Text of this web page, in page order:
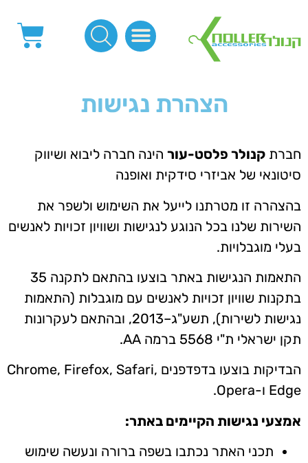
הצהרת נגישות
חברת קנולר פלסט-עור הינה חברה ליבוא ושיווק
סיטונאי של אביזרי סידקית ואופנה
בהצהרה זו מטרתנו לייעל את השימוש ולשפר את
השירות שלנו בכל הנוגע לנגישות ושוויון זכויות לאנשים
בעלי מוגבלויות.
התאמות הנגישות באתר בוצעו בהתאם לתקנה 35
בתקנות שוויון זכויות לאנשים עם מוגבלות (התאמות
נגישות לשירות), תשע"ג–2013, ובהתאם לעקרונות
תקן ישראלי ת"י 5568 ברמה AA.
הבדיקות בוצעו בדפדפנים Chrome, Firefox, Safari,
Edge ו-Opera.
אמצעי נגישות הקיימים באתר:
תכני האתר נכתבו בשפה ברורה ונעשה שימוש